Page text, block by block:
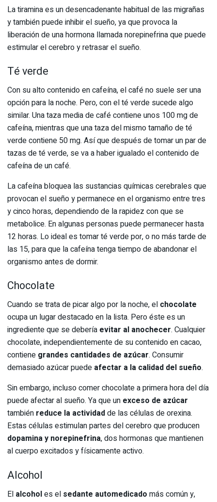
La tiramina es un desencadenante habitual de las migrañas
y también puede inhibir el sueño, ya que provoca la
liberación de una hormona llamada norepinefrina que puede
estimular el cerebro y retrasar el sueño.
Té verde
Con su alto contenido en cafeína, el café no suele ser una
opción para la noche. Pero, con el té verde sucede algo
similar. Una taza media de café contiene unos 100 mg de
cafeína, mientras que una taza del mismo tamaño de té
verde contiene 50 mg. Así que después de tomar un par de
tazas de té verde, se va a haber igualado el contenido de
cafeína de un café.
La cafeína bloquea las sustancias químicas cerebrales que
provocan el sueño y permanece en el organismo entre tres
y cinco horas, dependiendo de la rapidez con que se
metabolice. En algunas personas puede permanecer hasta
12 horas. Lo ideal es tomar té verde por, o no más tarde de
las 15, para que la cafeína tenga tiempo de abandonar el
organismo antes de dormir.
Chocolate
Cuando se trata de picar algo por la noche, el chocolate
ocupa un lugar destacado en la lista. Pero éste es un
ingrediente que se debería evitar al anochecer. Cualquier
chocolate, independientemente de su contenido en cacao,
contiene grandes cantidades de azúcar. Consumir
demasiado azúcar puede afectar a la calidad del sueño.
Sin embargo, incluso comer chocolate a primera hora del día
puede afectar al sueño. Ya que un exceso de azúcar
también reduce la actividadde las células de orexina.
Estas células estimulan partes del cerebro que producen
dopamina y norepinefrina, dos hormonas que mantienen
al cuerpo excitados y físicamente activo.
Alcohol
El alcoholes el sedante automedicado más común y,